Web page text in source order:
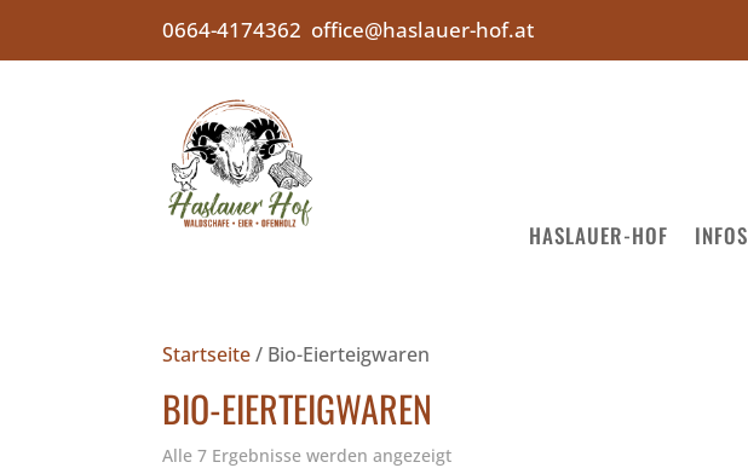
0664-4174362 office@haslauer-hof.at
HASLAUER-HOF INFOS
Startseite/ Bio-Eierteigwaren
BIO-EIERTEIGWAREN
Alle 7 Ergebnisse werden angezeigt